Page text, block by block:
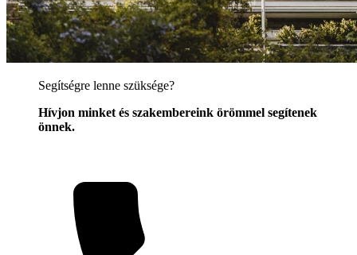
Segítségre lenne szüksége?
Hívjon minket és szakembereink örömmel segítenek
önnek.